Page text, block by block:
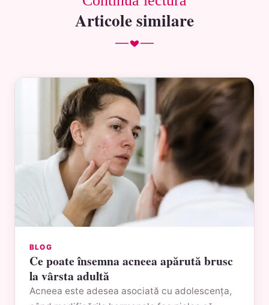
Articole similare
BLOG
Ce poate însemna acneea apărută brusc
la vârsta adultă
Acneea este adesea asociată cu adolescența,